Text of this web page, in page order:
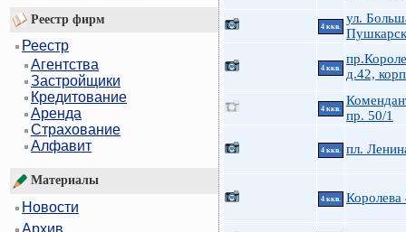
Реестр фирм
Реестр
Агентства
Застройщики
Кредитование
Аренда
Страхование
Алфавит
Материалы
Новости
4 ккв.
ул.
4 ккв.
д.42,
4 ккв.
пр. 50/1
4 ккв. пл.
4 ккв. Королева